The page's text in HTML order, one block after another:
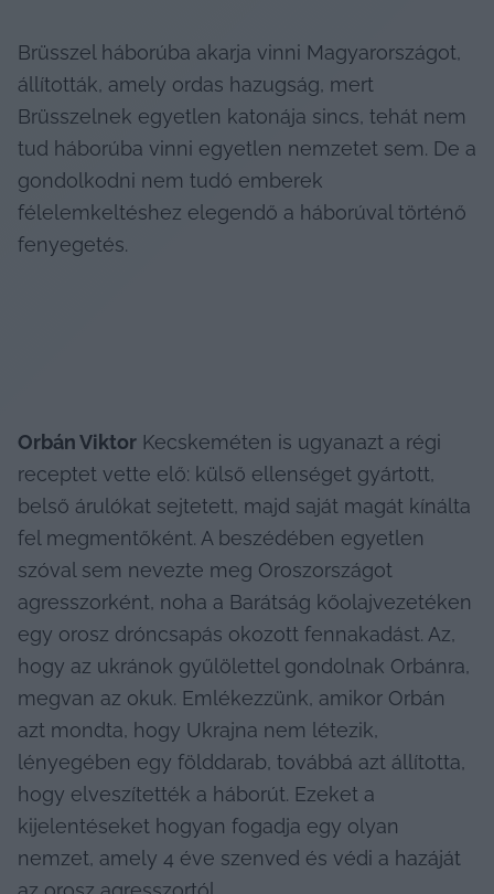
Brüsszel háborúba akarja vinni Magyarországot,
állították, amely ordas hazugság, mert
Brüsszelnek egyetlen katonája sincs, tehát nem
tud háborúba vinni egyetlen nemzetet sem. De a
gondolkodni nem tudó emberek
félelemkeltéshez elegendő a háborúval történő
fenyegetés.
Orbán Viktor Kecskeméten is ugyanazt a régi
receptet vette elő: külső ellenséget gyártott,
belső árulókat sejtetett, majd saját magát kínálta
fel megmentőként. A beszédében egyetlen
szóval sem nevezte meg Oroszországot
agresszorként, noha a Barátság kőolajvezetéken
egy orosz dróncsapás okozott fennakadást. Az,
hogy az ukránok gyűlölettel gondolnak Orbánra,
megvan az okuk. Emlékezzünk, amikor Orbán
azt mondta, hogy Ukrajna nem létezik,
lényegében egy földdarab, továbbá azt állította,
hogy elveszítették a háborút. Ezeket a
kijelentéseket hogyan fogadja egy olyan
nemzet, amely 4 éve szenved és védi a hazáját